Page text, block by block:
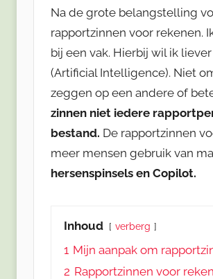
Na de grote belangstelling
rapportzinnen voor rekenen.
bij een vak. Hierbij wil ik
(Artificial Intelligence). Niet
zeggen op een andere of
zinnen niet iedere
bestand. De rapportzinnen
meer mensen gebruik van
hersenspinsels en Copilot.
Inhoud verberg
1 Mijn aanpak om
2 Rapportzinnen voor